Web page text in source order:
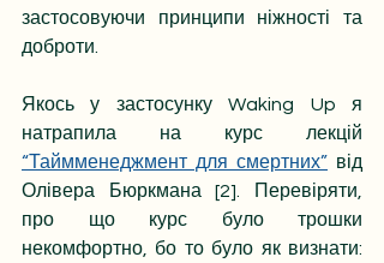
застосовуючи принципи ніжності та
доброти.
Якось у застосунку Waking Up я
“Таймменеджмент для смертних” від
Олівера Бюркмана [2]. Перевіряти,
про що курс було трошки
некомфортно, бо то було як визнати: